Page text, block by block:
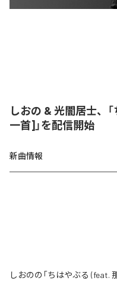
しおの & 光闇居士、
一首]」を配信開始
新曲情報
しおのの「ちはやぶる (feat.